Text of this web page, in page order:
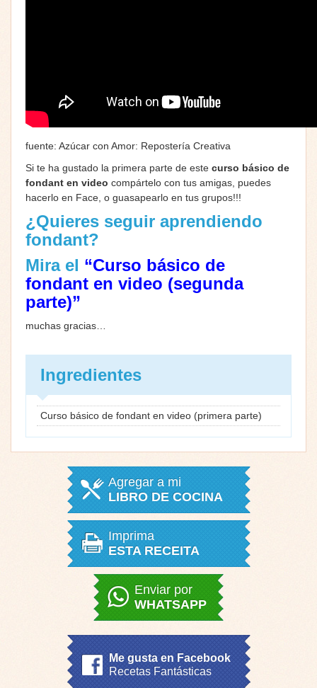
fuente: Azúcar con Amor: Repostería Creativa
Si te ha gustado la primera parte de este curso básico de
fondant en video compártelo con tus amigas, puedes
hacerlo en Face, o guasapearlo en tus grupos!!!
¿Quieres seguir aprendiendo
fondant?
Mira el “Curso básico de
fondant en video (segunda
parte)”
muchas gracias…
Ingredientes
Curso básico de fondant en video (primera parte)
Agregar a mi
LIBRO DE COCINA
Imprima
ESTA RECEITA
Enviar por
WHATSAPP
Me gusta en Facebook
Recetas Fantásticas